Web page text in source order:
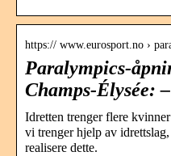
https:// www.eurosport.no ›
Paralympics-
Champs-Élysée:
Idretten trenger flere
vi trenger hjelp av
realisere dette.